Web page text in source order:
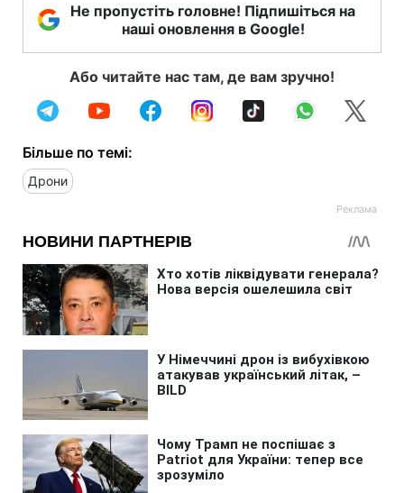
Не пропустіть головне! Підпишіться на
наші оновлення в Google!
Або читайте нас там, де вам зручно!
Більше по темі:
Дрони